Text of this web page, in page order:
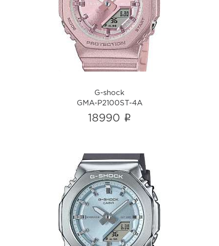
GMA-P2100ST-4A
i
G-shock
GMA-P2100ST-4A
18990 i
G-shock
GM-S2110-2A
i